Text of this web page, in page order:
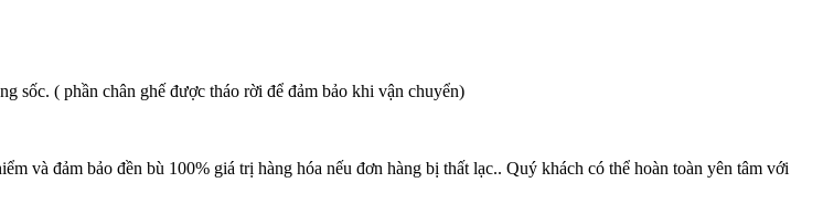
sốc. ( phần chân ghế được tháo rời để đảm bảo khi vận chuyển)
và đảm bảo đền bù 100% giá trị hàng hóa nếu đơn hàng bị thất lạc.. Quý khách có thể hoàn toàn yên tâm với